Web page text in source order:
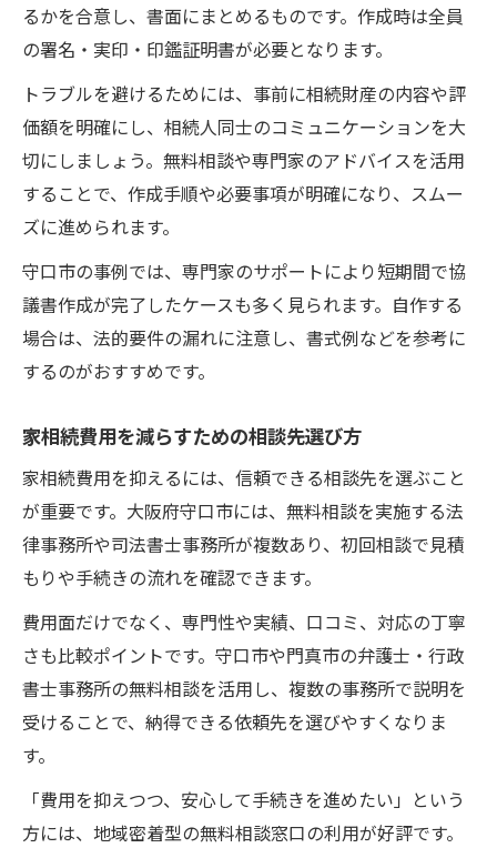
るかを合意し、書面にまとめるものです。作成時は全員
の署名・実印・印鑑証明書が必要となります。
トラブルを避けるためには、事前に相続財産の内容や評
価額を明確にし、相続人同士のコミュニケーションを大
切にしましょう。無料相談や専門家のアドバイスを活用
することで、作成手順や必要事項が明確になり、スムー
ズに進められます。
守口市の事例では、専門家のサポートにより短期間で協
議書作成が完了したケースも多く見られます。自作する
場合は、法的要件の漏れに注意し、書式例などを参考に
するのがおすすめです。
家相続費用を減らすための相談先選び方
家相続費用を抑えるには、信頼できる相談先を選ぶこと
が重要です。大阪府守口市には、無料相談を実施する法
律事務所や司法書士事務所が複数あり、初回相談で見積
もりや手続きの流れを確認できます。
費用面だけでなく、専門性や実績、口コミ、対応の丁寧
さも比較ポイントです。守口市や門真市の弁護士・行政
書士事務所の無料相談を活用し、複数の事務所で説明を
受けることで、納得できる依頼先を選びやすくなりま
す。
「費用を抑えつつ、安心して手続きを進めたい」という
方には、地域密着型の無料相談窓口の利用が好評です。